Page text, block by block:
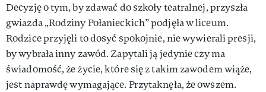
Decyzję o tym, by zdawać do szkoły teatralnej, przyszła
gwiazda „Rodziny Połanieckich” podjęła w liceum.
Rodzice przyjęli to dosyć spokojnie, nie wywierali presji,
by wybrała inny zawód. Zapytali ją jedynie czy ma
świadomość, że życie, które się z takim zawodem wiąże,
jest naprawdę wymagające. Przytaknęła, że owszem.